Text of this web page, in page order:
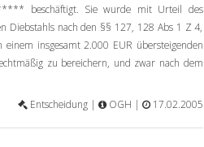
beschäftigt. Sie wurde mit Urteil des
Diebstahls nach den §§ 127, 128 Abs 1 Z 4,
insgesamt 2.000 EUR übersteigenden
zu bereichern, und zwar nach dem
Entscheidung |
OGH | 17.02.2005